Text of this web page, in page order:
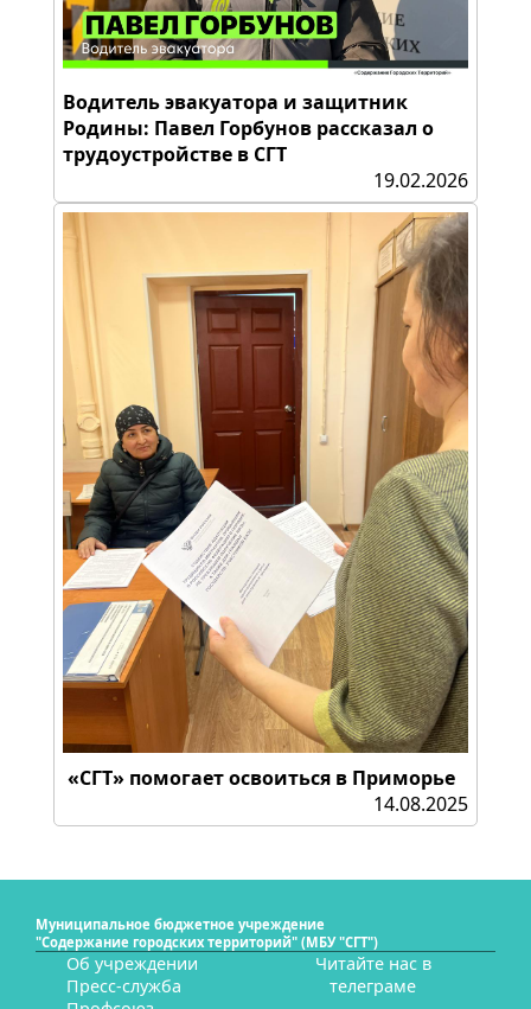
Водитель эвакуатора и защитник
Родины: Павел Горбунов рассказал о
трудоустройстве в СГТ
19.02.2026
«СГТ» помогает освоиться в Приморье
14.08.2025
Муниципальное бюджетное учреждение
"Содержание городских территорий" (МБУ "СГТ")
Об учреждении
Пресс-служба
Читайте нас в
телеграме